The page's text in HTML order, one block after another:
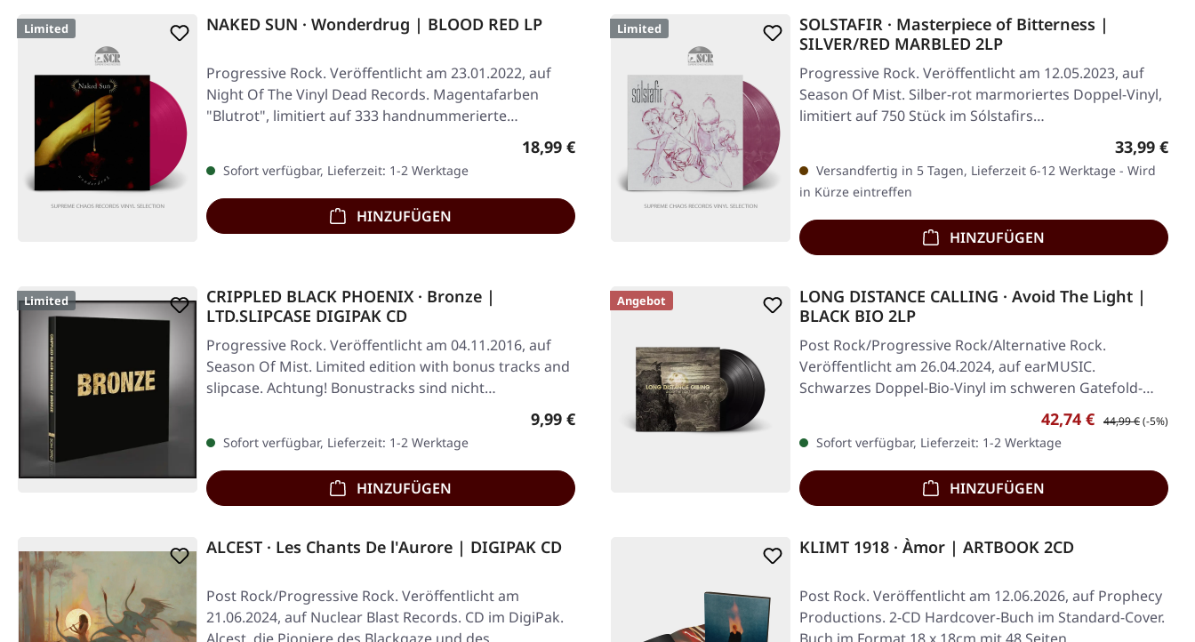
Limited NAKED SUN · Wonderdrug | BLOOD RED LP
Progressive Rock. Veröffentlicht am 23.01.2022, auf
Night Of The Vinyl Dead Records. Magentafarben
"Blutrot", limitiert auf 333 handnummerierte…
Regulärer Preis:
18,99 €
Sofort verfügbar, Lieferzeit: 1-2 Werktage
HINZUFÜGEN
Limited
SOLSTAFIR · Masterpiece of Bitterness |
SILVER/RED MARBLED 2LP
Progressive Rock. Veröffentlicht am 12.05.2023, auf
Season Of Mist. Silber-rot marmoriertes Doppel-Vinyl,
limitiert auf 750 Stück im Sólstafirs…
Regulärer
33,99 €
Versandfertig in 5 Tagen, Lieferzeit 6-12 Werktage - Wird
in Kürze eintreffen
HINZUFÜGEN
Limited
CRIPPLED BLACK PHOENIX · Bronze |
LTD.SLIPCASE DIGIPAK CD
Progressive Rock. Veröffentlicht am 04.11.2016, auf
Season Of Mist. Limited edition with bonus tracks and
slipcase. Achtung! Bonustracks sind nicht…
Regulärer Preis:
9,99 €
Sofort verfügbar, Lieferzeit: 1-2 Werktage
HINZUFÜGEN
Angebot
LONG DISTANCE CALLING · Avoid The Light |
BLACK BIO 2LP
Post Rock/Progressive Rock/Alternative Rock.
Veröffentlicht am 26.04.2024, auf earMUSIC.
Schwarzes Doppel-Bio-Vinyl im schweren Gatefold-
Verkaufspreis:
42,74 € Regulärer Preis:
44,99 €(-5%)
Sofort verfügbar, Lieferzeit: 1-2 Werktage
HINZUFÜGEN
ALCEST · Les Chants De l'Aurore | DIGIPAK CD
Post Rock/Progressive Rock. Veröffentlicht am
21.06.2024, auf Nuclear Blast Records. CD im DigiPak.
KLIMT 1918 · Àmor | ARTBOOK 2CD
Post Rock. Veröffentlicht am 12.06.2026, auf Prophecy
Productions. 2-CD Hardcover-Buch im Standard-Cover.